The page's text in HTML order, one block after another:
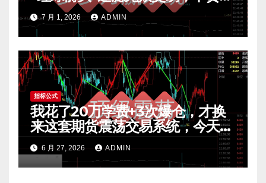
公开 mt4指标
7 月 1, 2026 ADMIN
指标公式
我花了20万学费+3次爆仓，才换
来这套期货震荡交易系统，今天免
费公开核心逻辑
6 月 27, 2026 ADMIN